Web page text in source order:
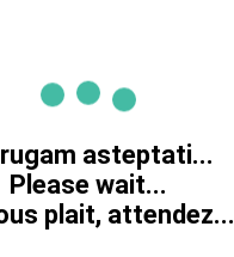
asteptati...
Please wait...
plait, attendez...